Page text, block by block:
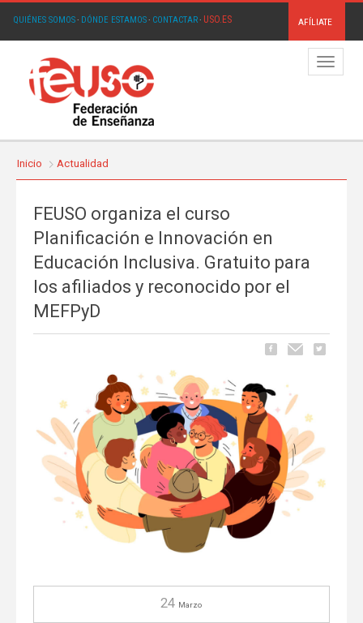
QUIÉNES SOMOS· DÓNDE ESTAMOS· CONTACTAR· USO.ES AFÍLIATE
Menú
Inicio Actualidad
FEUSO organiza el curso
Planificación e Innovación en
Educación Inclusiva. Gratuito para
los afiliados y reconocido por el
MEFPyD
24 Marzo